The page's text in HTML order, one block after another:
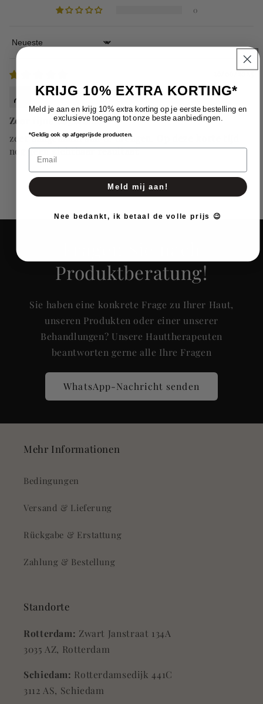
0
Sort by
26/06/2025
Ilse Janssens
Zeer fijne oogcreme
zeer aangenaam aan te brengen. Op deze korte tijd
nog geen zichtbaar resultaat
Produktberatung!
Sie haben eine konkrete Frage zu Ihrer Haut,
unseren Produkten oder einer unserer
Behandlungen? Unsere Hauttherapeuten
beantworten gerne alle Ihre Fragen
WhatsApp-Nachricht senden
Mehr Informationen
Bedingungen
Versand & Lieferung
Rückgabe & Erstattung
Zahlung & Bestellung
Standorte
Rotterdam: Zwart Janstraat 134A
3035 AZ, Rotterdam
Schiedam: Rotterdamsedijk 441C
3112 AS, Schiedam
KRIJG 10% EXTRA KORTING*
Meld je aan en krijg 10% extra korting op je eerste bestelling en
exclusieve toegang tot onze beste aanbiedingen.
*Geldig ook op afgeprijsde producten.
Email
Meld mij aan!
Nee bedankt, ik betaal de volle prijs 😉